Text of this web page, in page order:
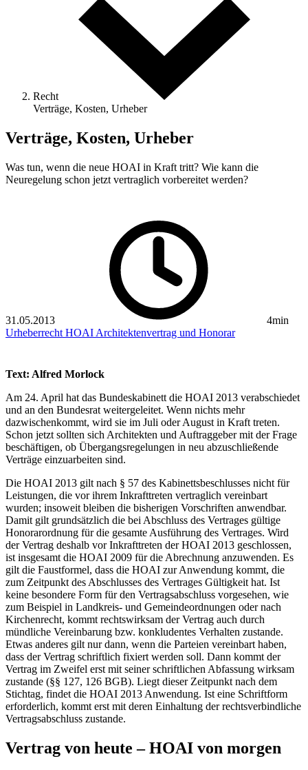
Recht
Verträge, Kosten, Urheber
Verträge, Kosten, Urheber
Was tun, wenn die neue HOAI in Kraft tritt? Wie kann die
Neuregelung schon jetzt vertraglich vorbereitet werden?
31.05.2013
4min
Urheberrecht HOAI Architektenvertrag und Honorar
Text: Alfred Morlock
Am 24. April hat das Bundeskabinett die HOAI 2013 verabschiedet
und an den Bundesrat weitergeleitet. Wenn nichts mehr
dazwischenkommt, wird sie im Juli oder August in Kraft treten.
Schon jetzt sollten sich Architekten und Auftraggeber mit der Frage
beschäftigen, ob Übergangsregelungen in neu abzuschließende
Verträge einzuarbeiten sind.
Die HOAI 2013 gilt nach § 57 des Kabinettsbeschlusses nicht für
Leistungen, die vor ihrem Inkrafttreten vertraglich vereinbart
wurden; insoweit bleiben die bisherigen Vorschriften anwendbar.
Damit gilt grundsätzlich die bei Abschluss des Vertrages gültige
Honorarordnung für die gesamte Ausführung des Vertrages. Wird
der Vertrag deshalb vor Inkrafttreten der HOAI 2013 geschlossen,
ist insgesamt die HOAI 2009 für die Abrechnung anzuwenden. Es
gilt die Faustformel, dass die HOAI zur Anwendung kommt, die
zum Zeitpunkt des Abschlusses des Vertrages Gültigkeit hat. Ist
keine besondere Form für den Vertragsabschluss vorgesehen, wie
zum Beispiel in Landkreis- und Gemeindeordnungen oder nach
Kirchenrecht, kommt rechtswirksam der Vertrag auch durch
mündliche Vereinbarung bzw. konkludentes Verhalten zustande.
Etwas anderes gilt nur dann, wenn die Parteien vereinbart haben,
dass der Vertrag schriftlich fixiert werden soll. Dann kommt der
Vertrag im Zweifel erst mit seiner schriftlichen Abfassung wirksam
zustande (§§ 127, 126 BGB). Liegt dieser Zeitpunkt nach dem
Stichtag, findet die HOAI 2013 Anwendung. Ist eine Schriftform
erforderlich, kommt erst mit deren Einhaltung der rechtsverbindliche
Vertragsabschluss zustande.
Vertrag von heute – HOAI von morgen